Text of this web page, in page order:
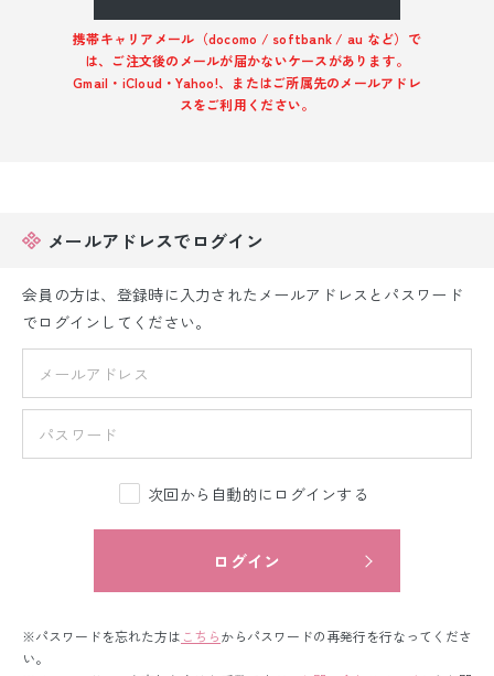
振袖レンタル
卒業式袴レンタル
ベビー着物レンタル
ジュニア着物レンタル
紋付袴レンタル
色打掛&紋付袴レンタル
携帯キャリアメール（docomo / softbank / au など）で
は、ご注文後のメールが届かないケースがあります。
Gmail・iCloud・Yahoo!、またはご所属先のメールアドレ
スをご利用ください。
メールアドレスでログイン
会員の方は、登録時に入力されたメールアドレスとパスワード
でログインしてください。
次回から自動的にログインする
ログイン
※パスワードを忘れた方は こちらからパスワードの再発行を行なってくださ
い。